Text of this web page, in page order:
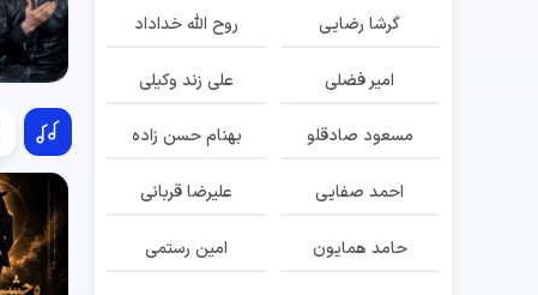
گرشا رضایی روح الله خداداد
امیر فضلی علی زند وکیلی
مسعود صادقلو بهنام حسن زاده
احمد صفایی علیرضا قربانی
حامد همایون امین رستمی